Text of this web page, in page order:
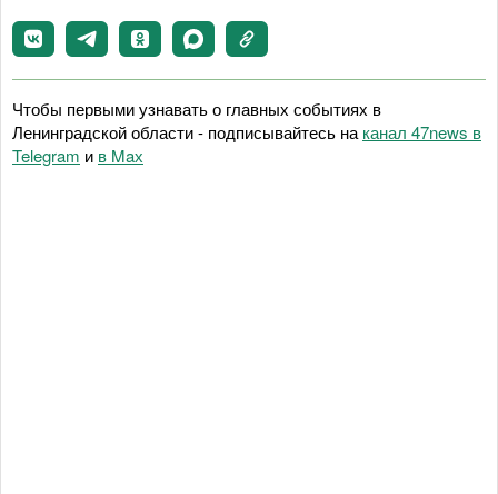
Чтобы первыми узнавать о главных событиях в
Ленинградской области - подписывайтесь на канал 47news в
Telegram и в Maх